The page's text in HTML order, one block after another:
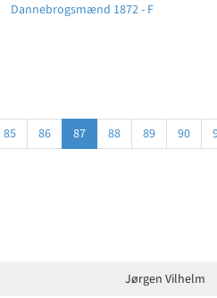
Dannebrogsmænd 1872 - F
85 86 87 88 89 90
Jørgen Vilhelm